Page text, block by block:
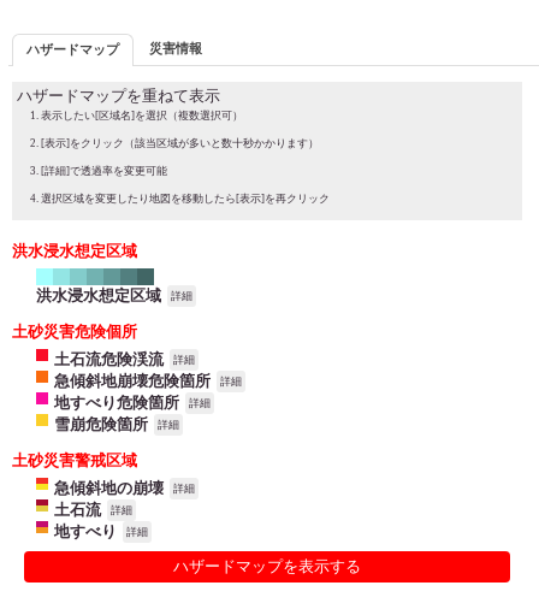
ハザードマップ 災害情報
ハザードマップを重ねて表示
表示したい[区域名]を選択（複数選択可）
[表示]をクリック（該当区域が多いと数十秒かかります）
[詳細]で透過率を変更可能
選択区域を変更したり地図を移動したら[表示]を再クリック
洪水浸水想定区域
洪水浸水想定区域 詳細
土砂災害危険個所
土石流危険渓流
詳細
急傾斜地崩壊危険箇所 詳細
地すべり危険箇所 詳細
雪崩危険箇所 詳細
土砂災害警戒区域
急傾斜地の崩壊
詳細
土石流 詳細
地すべり 詳細
ハザードマップを表示する